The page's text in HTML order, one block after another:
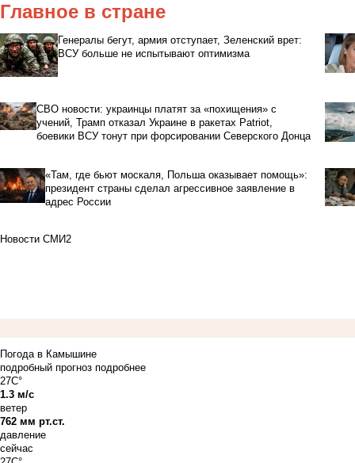
Главное в стране
Генералы бегут, армия отступает, Зеленский врет:
ВСУ больше не испытывают оптимизма
СВО новости: украинцы платят за «похищения» с
учений, Трамп отказал Украине в ракетах Patriot,
боевики ВСУ тонут при форсировании Северского Донца
«Там, где бьют москаля, Польша оказывает помощь»:
президент страны сделал агрессивное заявление в
адрес России
Новости СМИ2
Погода в Камышине
подробный прогноз подробнее
27C°
1.3 м/с
ветер
762 мм рт.ст.
давление
сейчас